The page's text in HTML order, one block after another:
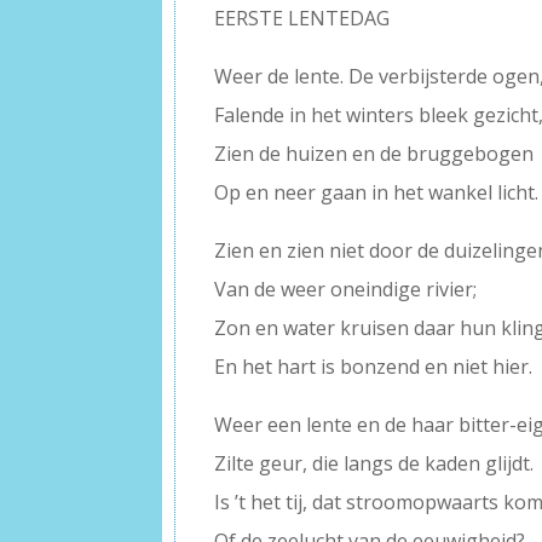
EERSTE LENTEDAG
Weer de lente. De verbijsterde ogen,
Falende in het winters bleek gezicht,
Zien de huizen en de bruggebogen
Op en neer gaan in het wankel licht.
Zien en zien niet door de
Van de weer oneindige rivier;
Zon en water kruisen daar hun
En het hart is bonzend en niet hier.
Weer een lente en de haar bitter-
Zilte geur, die langs de kaden glijdt.
Is ’t het tij, dat stroomopwaarts